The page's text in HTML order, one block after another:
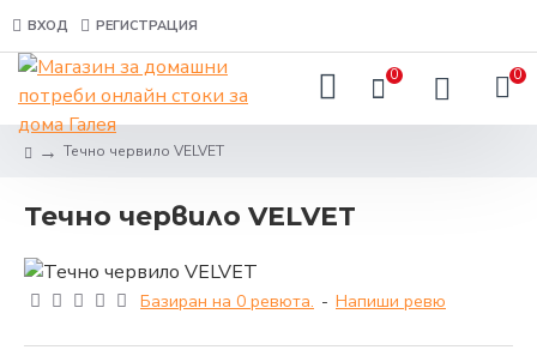
ВХОД РЕГИСТРАЦИЯ
0 0
Течно червило VELVET
Течно червило VELVET
Базиран на 0 ревюта. - Напиши ревю